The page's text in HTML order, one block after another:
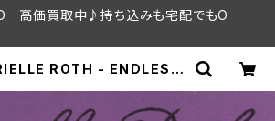
高価買取中♪持ち込みも宅配でもO
ROTH - ENDLESS
♫見晴らしの良いレコード屋